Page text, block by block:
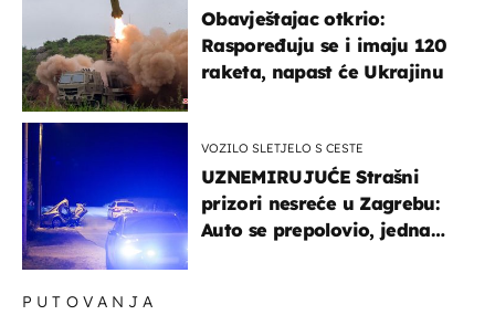
Obavještajac otkrio:
Raspoređuju se i imaju 120
raketa, napast će Ukrajinu
VOZILO SLETJELO S CESTE
UZNEMIRUJUĆE Strašni
prizori nesreće u Zagrebu:
Auto se prepolovio, jedna
PUTOVANJA